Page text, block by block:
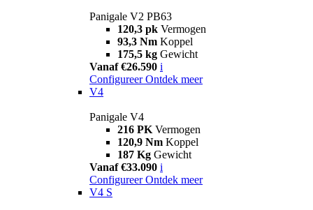
Panigale V2 PB63
120,3 pk Vermogen
93,3 Nm Koppel
175,5 kg Gewicht
Vanaf €26.590 i
Configureer Ontdek meer
V4
Panigale V4
216 PK Vermogen
120,9 Nm Koppel
187 Kg Gewicht
Vanaf €33.090 i
Configureer Ontdek meer
V4 S